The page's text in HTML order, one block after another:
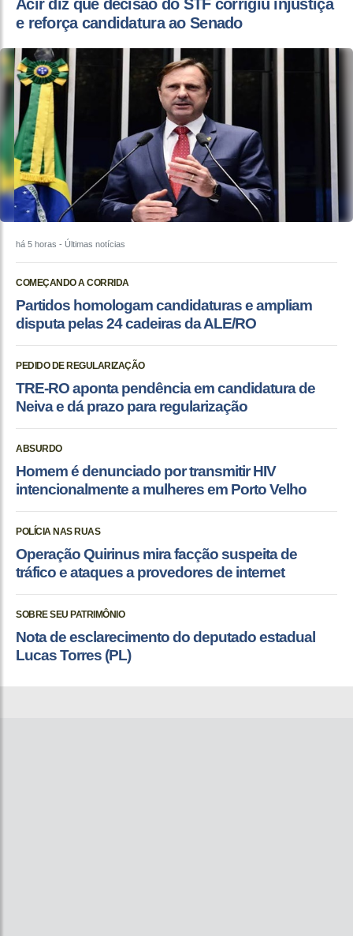
Acir diz que decisão do STF corrigiu injustiça
e reforça candidatura ao Senado
há 5 horas - Últimas notícias
COMEÇANDO A CORRIDA
Partidos homologam candidaturas e ampliam
disputa pelas 24 cadeiras da ALE/RO
PEDIDO DE REGULARIZAÇÃO
TRE-RO aponta pendência em candidatura de
Neiva e dá prazo para regularização
ABSURDO
Homem é denunciado por transmitir HIV
intencionalmente a mulheres em Porto Velho
POLÍCIA NAS RUAS
Operação Quirinus mira facção suspeita de
tráfico e ataques a provedores de internet
SOBRE SEU PATRIMÔNIO
Nota de esclarecimento do deputado estadual
Lucas Torres (PL)